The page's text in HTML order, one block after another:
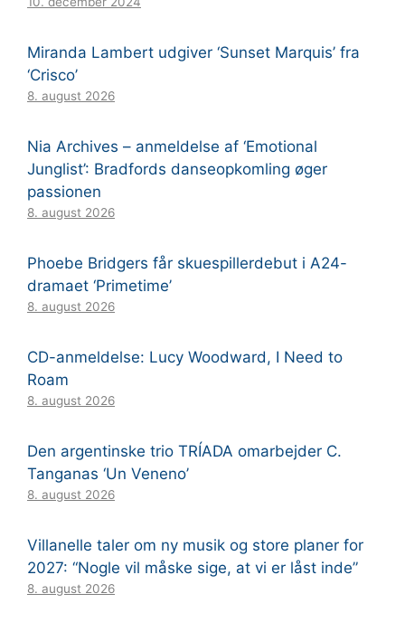
Miranda Lambert udgiver ‘Sunset Marquis’ fra
‘Crisco’
8. august 2026
Nia Archives – anmeldelse af ‘Emotional
Junglist’: Bradfords danseopkomling øger
passionen
8. august 2026
Phoebe Bridgers får skuespillerdebut i A24-
dramaet ‘Primetime’
8. august 2026
CD-anmeldelse: Lucy Woodward, I Need to
Roam
8. august 2026
Den argentinske trio TRÍADA omarbejder C.
Tanganas ‘Un Veneno’
8. august 2026
Villanelle taler om ny musik og store planer for
2027: “Nogle vil måske sige, at vi er låst inde”
8. august 2026